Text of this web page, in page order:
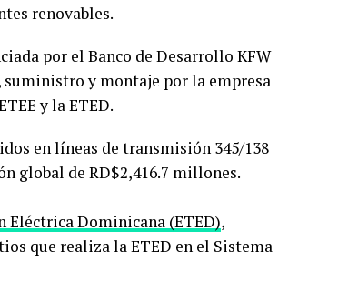
renovables.
por el Banco de Desarrollo KFW
y montaje por la empresa
y la ETED.
en líneas de transmisión 345/138
global de RD$2,416.7 millones.
Eléctrica Dominicana (ETED),
que realiza la ETED en el Sistema